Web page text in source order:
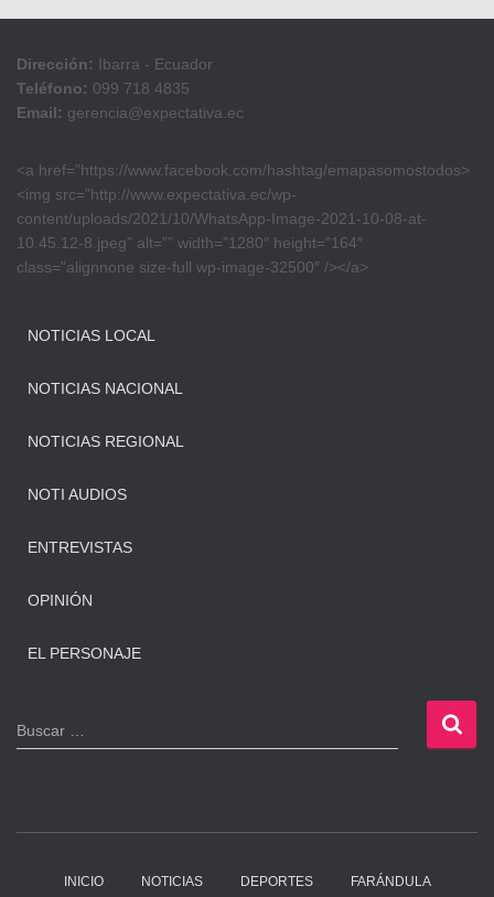
Dirección: Ibarra - Ecuador
Teléfono: 099 718 4835
Email: gerencia@expectativa.ec
<a href=”https://www.facebook.com/hashtag/emapasomostodos>
<img src=”http://www.expectativa.ec/wp-
content/uploads/2021/10/WhatsApp-Image-2021-10-08-at-
10.45.12-8.jpeg” alt=”” width=”1280″ height=”164″
class=”alignnone size-full wp-image-32500″ /></a>
NOTICIAS LOCAL
NOTICIAS NACIONAL
NOTICIAS REGIONAL
NOTI AUDIOS
ENTREVISTAS
OPINIÓN
EL PERSONAJE
B
u
Buscar …
INICIO NOTICIAS DEPORTES FARÁNDULA